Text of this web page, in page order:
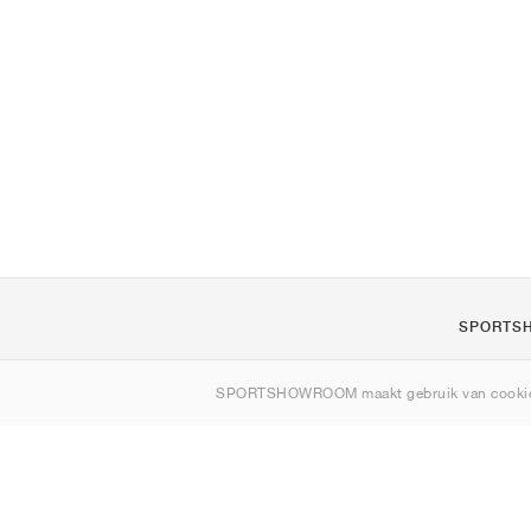
SPORTSHOWROOM maakt gebruik vanContact